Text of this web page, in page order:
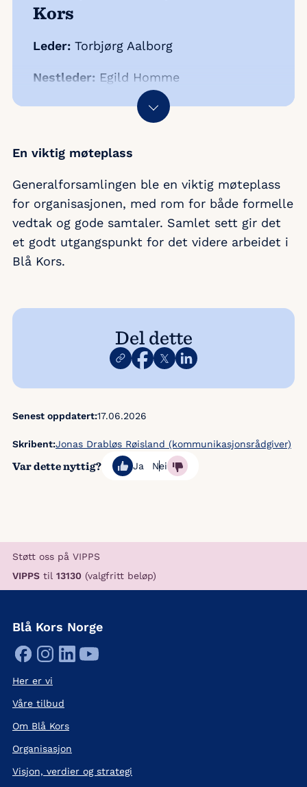
Kors
Leder: Torbjørg Aalborg
Nestleder: Egild Homme
Medlemmer:
Anne Marte Skaland (NY)
Erling Ekroll
Varamedlemmer
2. vara – Svend Aspaas
3. vara – Fredrik Aaslestad (NY)
En viktig møteplass
Generalforsamlingen ble en viktig møteplass
for organisasjonen, med rom for både formelle
vedtak og gode samtaler. Samlet sett gir det
et godt utgangspunkt for det videre arbeidet i
Blå Kors.
Del dette
Var dette nyttig? Ja Nei
Senest oppdatert:17.06.2026
Skribent:Jonas Drabløs Røisland (kommunikasjonsrådgiver)
Støtt oss på VIPPS
VIPPS til 13130 (valgfritt beløp)
Blå Kors Norge
Her er vi
Våre tilbud
Om Blå Kors
Organisasjon
Visjon, verdier og strategi